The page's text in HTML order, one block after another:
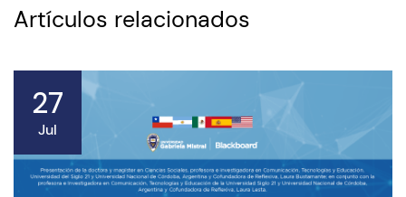
Dirección de Desarrollo Estudiantil
Becas y Beneficios
Artículos relacionados
27
Jul